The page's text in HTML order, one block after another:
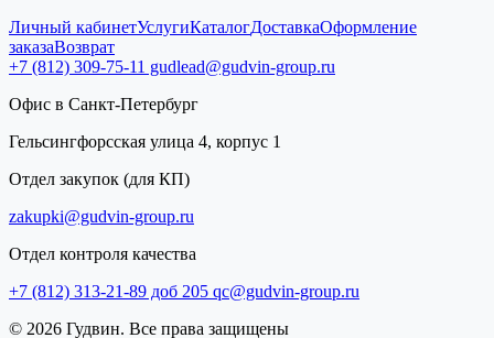
Личный кабинетУслугиКаталогДоставкаОформление
заказаВозврат
+7 (812) 309-75-11 gudlead@gudvin-group.ru
Офис в Санкт-Петербург
Гельсингфорсская улица 4, корпус 1
Отдел закупок (для КП)
zakupki@gudvin-group.ru
Отдел контроля качества
+7 (812) 313-21-89 доб 205 qc@gudvin-group.ru
© 2026 Гудвин. Все права защищены